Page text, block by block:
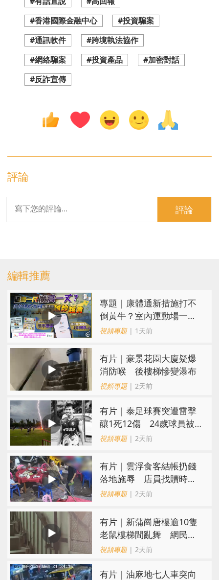
#香港國際金融中心
#投資騙案
#通訊軟件
#跨境執法協作
#網絡騙案
#投資產品
#加密對話
#反詐宣傳
評論
評論
編輯推薦
專題｜康體通新措施打不
倒黃牛？室內運動場一場
難求越炒越貴
視頻專題| 1天前
有片｜豪景花園大廈疑爆
消防喉 後樓梯慘變瀑布
視頻專題| 2天前
有片｜泰足球賽突遭雷擊
釀1死12傷 24歲球員被
閃電劈中亡
視頻專題| 2天前
​有片｜雲浮食客結帳扔錢
落地施辱 店員找贖時還
施彼身獲老闆肯定
視頻專題| 2天前
有片｜新蒲崗唐樓逾10隻
老鼠樓梯間亂舞 網民嚇
親：每次經過都要好大勇
視頻專題| 2天前
有片｜油麻地七人車突向